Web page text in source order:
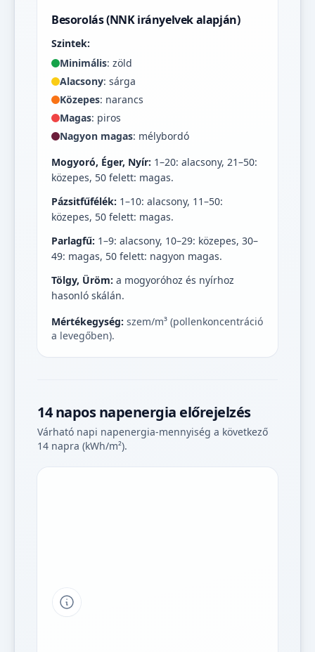
Besorolás (NNK irányelvek alapján)
Szintek:
Minimális: zöld
Alacsony: sárga
Közepes: narancs
Magas: piros
Nagyon magas: mélybordó
Mogyoró, Éger, Nyír: 1–20: alacsony, 21–50:
közepes, 50 felett: magas.
Pázsitfűfélék: 1–10: alacsony, 11–50:
közepes, 50 felett: magas.
Parlagfű: 1–9: alacsony, 10–29: közepes, 30–
49: magas, 50 felett: nagyon magas.
Tölgy, Üröm: a mogyoróhoz és nyírhoz
hasonló skálán.
Mértékegység: szem/m³ (pollenkoncentráció
a levegőben).
14 napos napenergia előrejelzés
Várható napi napenergia-mennyiség a következő
14 napra (kWh/m²).
Tipp a grafikon jelmagyarázatához